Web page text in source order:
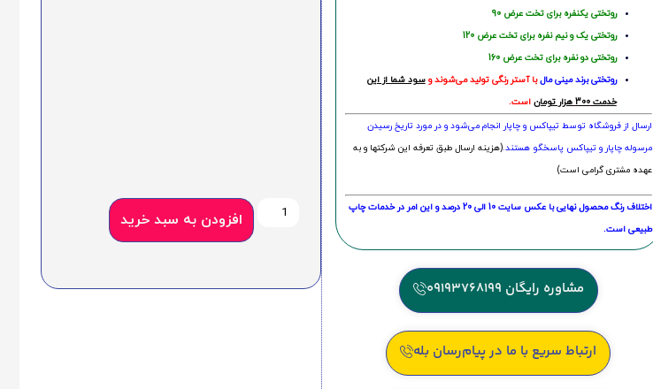
روتختی یکنفره برای تخت عرض 90
روتختی یک و نیم نفره برای تخت عرض 120
روتختی دو نفره برای تخت عرض 160
روتختی‌ برند مینی مالبا آستر رنگی تولید می‌شوند وسود شما از این
خدمت 300 هزار تومان
است.
ارسال از فروشگاه توسط تیپاکس و چاپار انجام می‌شود و در مورد تاریخ رسیدن
مرسوله چاپار و تیپاکس پاسخگو هستند.(هزینه ارسال طبق تعرفه این شرکتها و به
عهده مشتری گرامی است)
اختلاف رنگ محصول نهایی با عکس سایت 10 الی 20 درصد و این امر در خدمات چاپ
طبیعی است.
مشاوره رایگان 09193768199
ارتباط سریع با ما در پیام‌رسان بله
افزودن به سبد خرید